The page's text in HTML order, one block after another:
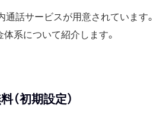
通話サービスが用意されています。
系について紹介します。
（初期設定）